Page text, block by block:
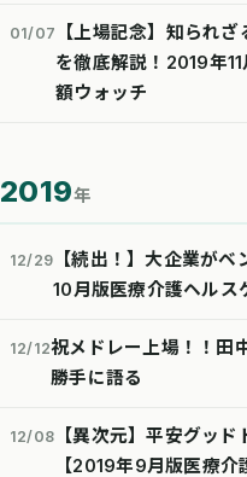
01/07
【上場記念】知られ
を徹底解説！2019年
額ウォッチ
2019年
12/29
【続出！】大企業が
10月版医療介護ヘルス
12/12祝メドレー上場！！田
勝手に語る
12/08
【異次元】平安グッ
【2019年9月版医療